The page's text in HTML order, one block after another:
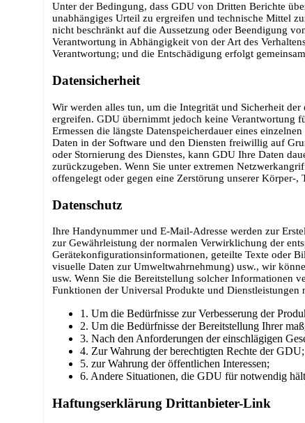
Unter der Bedingung, dass GDU von Dritten Berichte
unabhängiges Urteil zu ergreifen und technische Mittel
nicht beschränkt auf die Aussetzung oder Beendigung
Verantwortung in Abhängigkeit von der Art des
Verantwortung; und die Entschädigung erfolgt
Datensicherheit
Wir werden alles tun, um die Integrität und Sicherheit
ergreifen. GDU übernimmt jedoch keine Verantwortung
Ermessen die längste Datenspeicherdauer eines
Daten in der Software und den Diensten freiwillig auf
oder Stornierung des Dienstes, kann GDU Ihre Daten
zurückzugeben. Wenn Sie unter extremen
offengelegt oder gegen eine Zerstörung unserer Körper-
Datenschutz
Ihre Handynummer und E-Mail-Adresse werden zur
zur Gewährleistung der normalen Verwirklichung der
Gerätekonfigurationsinformationen, geteilte Texte oder
visuelle Daten zur Umweltwahrnehmung) usw., wir
usw. Wenn Sie die Bereitstellung solcher Informationen
Funktionen der Universal Produkte und Dienstleistungen
1. Um die Bedürfnisse zur Verbesserung der
2. Um die Bedürfnisse der Bereitstellung Ihrer
3. Nach den Anforderungen der einschlägigen
4. Zur Wahrung der berechtigten Rechte der GDU;
5. zur Wahrung der öffentlichen Interessen;
6. Andere Situationen, die GDU für notwendig
Haftungserklärung Drittanbieter-Link